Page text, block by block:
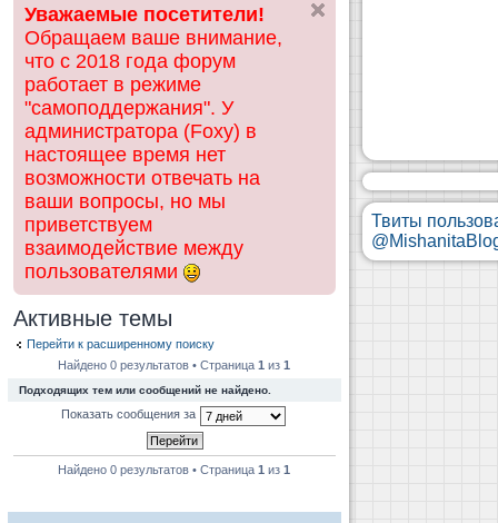
ск
Уважаемые посетители!
Обращаем ваше внимание,
что с 2018 года форум
работает в режиме
"самоподдержания". У
администратора (Foxy) в
настоящее время нет
возможности отвечать на
ваши вопросы, но мы
приветствуем
взаимодействие между
пользователями
Активные темы
Перейти к расширенному поиску
Найдено 0 результатов • Страница1 из1
Подходящих тем или сообщений не найдено.
Показать сообщения за
Найдено 0 результатов • Страница1 из1
Твиты